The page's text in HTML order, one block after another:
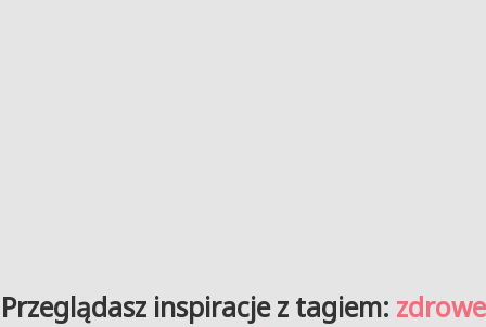
Przeglądasz inspiracje z tagiem: zdrowe